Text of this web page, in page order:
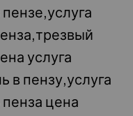
услуга
в пензу,услуга
цена